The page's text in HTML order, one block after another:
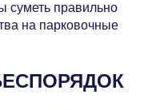
суметь правильно
на парковочные